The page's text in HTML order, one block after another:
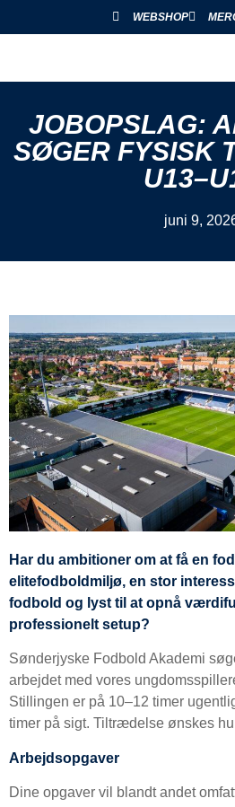
WEBSHOP
JOBOPSLAG:
SØGER FYSISK
juni 9,
Har du ambitioner om at få en
elitefodboldmiljø, en stor
fodbold og lyst til at opnå
professionelt setup?
Sønderjyske Fodbold Akademi
arbejdet med vores
Stillingen er på 10–12 timer
timer på sigt. Tiltrædelse ønskes
Arbejdsopgaver
Dine opgaver vil blandt andet